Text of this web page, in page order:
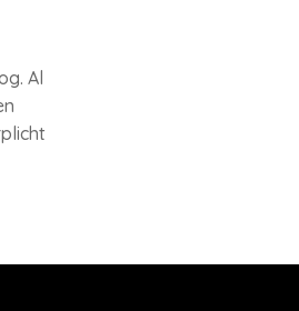
Al